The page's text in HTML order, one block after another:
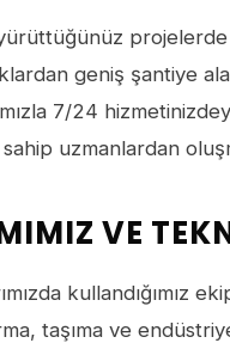
projelerde
geniş şantiye
7/24
uzmanlardan
VE
kullandığımız
taşıma ve